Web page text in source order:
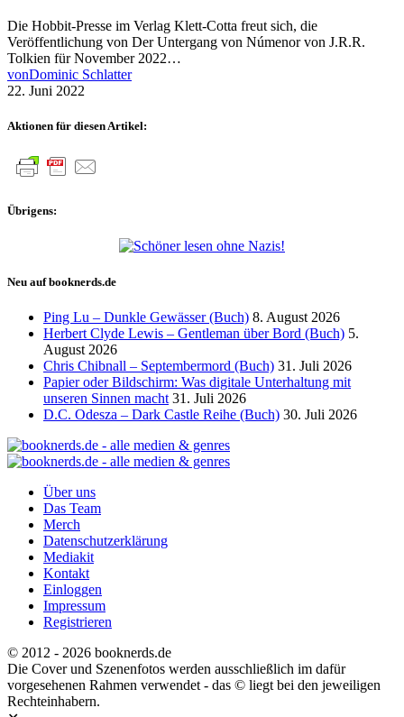
Die Hobbit-Presse im Verlag Klett-Cotta freut sich, die
Veröffentlichung von Der Untergang von Númenor von J.R.R.
Tolkien für November 2022…
vonDominic Schlatter
22. Juni 2022
Aktionen für diesen Artikel:
Übrigens:
Neu auf booknerds.de
Ping Lu – Dunkle Gewässer (Buch) 8. August 2026
Herbert Clyde Lewis – Gentleman über Bord (Buch) 5.
August 2026
Chris Chibnall – Septembermord (Buch) 31. Juli 2026
Papier oder Bildschirm: Was digitale Unterhaltung mit
unseren Sinnen macht 31. Juli 2026
D.C. Odesza – Dark Castle Reihe (Buch) 30. Juli 2026
Über uns
Das Team
Merch
Datenschutzerklärung
Mediakit
Kontakt
Einloggen
Impressum
Registrieren
© 2012 - 2026 booknerds.de
Die Cover und Szenenfotos werden ausschließlich im dafür
vorgesehenen Rahmen verwendet - das © liegt bei den jeweiligen
Rechteinhabern.